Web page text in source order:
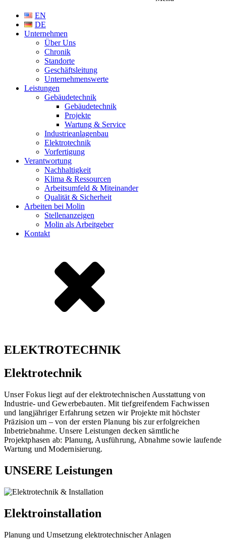
EN
DE
Unternehmen
Über Uns
Chronik
Standorte
Geschäftsleitung
Unternehmenswerte
Leistungen
Gebäudetechnik
Gebäudetechnik
Projekte
Wartung & Service
Industrieanlagenbau
Elektrotechnik
Vorfertigung
Verantwortung
Nachhaltigkeit
Klima & Ressourcen
Arbeitsumfeld & Miteinander
Qualität & Sicherheit
Arbeiten bei Molin
Stellenanzeigen
Molin als Arbeitgeber
Kontakt
ELEKTROTECHNIK
Elektrotechnik
Unser Fokus liegt auf der elektrotechnischen Ausstattung von
Industrie- und Gewerbebauten. Mit tiefgreifendem Fachwissen
und langjähriger Erfahrung setzen wir Projekte mit höchster
Präzision um – von der ersten Planung bis zur erfolgreichen
Inbetriebnahme. Unsere Leistungen decken sämtliche
Projektphasen ab: Planung, Ausführung, Abnahme sowie laufende
Wartung und Modernisierung.
UNSERE Leistungen
Elektroinstallation
Planung und Umsetzung elektrotechnischer Anlagen